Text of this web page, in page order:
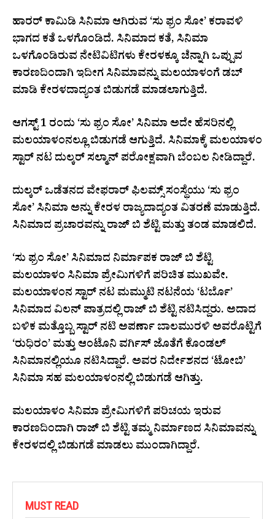
ಹಾರರ್ ಕಾಮಿಡಿ ಸಿನಿಮಾ ಆಗಿರುವ ‘ಸು ಫ್ರಂ ಸೋ’ ಕರಾವಳಿ
ಭಾಗದ ಕತೆ ಒಳಗೊಂಡಿದೆ. ಸಿನಿಮಾದ ಕತೆ, ಸಿನಿಮಾ
ಒಳಗೊಂಡಿರುವ ನೇಟಿವಿಟಿಗಳು ಕೇರಳಕ್ಕೂ ಚೆನ್ನಾಗಿ ಒಪ್ಪುವ
ಕಾರಣದಿಂದಾಗಿ ಇದೀಗ ಸಿನಿಮಾವನ್ನು ಮಲಯಾಳಂಗೆ ಡಬ್
ಮಾಡಿ ಕೇರಳದಾದ್ಯಂತ ಬಿಡುಗಡೆ ಮಾಡಲಾಗುತ್ತಿದೆ.
ಆಗಸ್ಟ್ 1 ರಂದು ‘ಸು ಫ್ರಂ ಸೋ’ ಸಿನಿಮಾ ಅದೇ ಹೆಸರಿನಲ್ಲಿ
ಮಲಯಾಳಂನಲ್ಲೂ ಬಿಡುಗಡೆ ಆಗುತ್ತಿದೆ. ಸಿನಿಮಾಕ್ಕೆ ಮಲಯಾಳಂ
ಸ್ಟಾರ್ ನಟ ದುಲ್ಕರ್ ಸಲ್ಮಾನ್ ಪರೋಕ್ಷವಾಗಿ ಬೆಂಬಲ ನೀಡಿದ್ದಾರೆ.
ದುಲ್ಕರ್ ಒಡೆತನದ ವೇಫರಾರ್ ಫಿಲಮ್ಸ್​ ಸಂಸ್ಥೆಯು ‘ಸು ಫ್ರಂ
ಸೋ’ ಸಿನಿಮಾ ಅನ್ನು ಕೇರಳ ರಾಜ್ಯದಾದ್ಯಂತ ವಿತರಣೆ ಮಾಡುತ್ತಿದೆ.
ಸಿನಿಮಾದ ಪ್ರಚಾರವನ್ನು ರಾಜ್ ಬಿ ಶೆಟ್ಟಿ ಮತ್ತು ತಂಡ ಮಾಡಲಿದೆ.
‘ಸು ಫ್ರಂ ಸೋ’ ಸಿನಿಮಾದ ನಿರ್ಮಾಪಕ ರಾಜ್ ಬಿ ಶೆಟ್ಟಿ
ಮಲಯಾಳಂ ಸಿನಿಮಾ ಪ್ರೇಮಿಗಳಿಗೆ ಪರಿಚಿತ ಮುಖವೇ.
ಮಲಯಾಳಂನ ಸ್ಟಾರ್ ನಟ ಮಮ್ಮುಟಿ ನಟನೆಯ ‘ಟರ್ಬೊ’
ಸಿನಿಮಾದ ವಿಲನ್ ಪಾತ್ರದಲ್ಲಿ ರಾಜ್ ಬಿ ಶೆಟ್ಟಿ ನಟಿಸಿದ್ದರು. ಅದಾದ
ಬಳಿಕ ಮತ್ತೊಬ್ಬ ಸ್ಟಾರ್ ನಟಿ ಅಪರ್ಣಾ ಬಾಲಮುರಳಿ ಅವರೊಟ್ಟಿಗೆ
‘ರುಧಿರಂ’ ಮತ್ತು ಆಂಟೊನಿ ವರ್ಗಿಸ್ ಜೊತೆಗೆ ಕೊಂಡಲ್
ಸಿನಿಮಾನಲ್ಲಿಯೂ ನಟಿಸಿದ್ದಾರೆ. ಅವರ ನಿರ್ದೇಶನದ ‘ಟೋಬಿ’
ಸಿನಿಮಾ ಸಹ ಮಲಯಾಳಂನಲ್ಲಿ ಬಿಡುಗಡೆ ಆಗಿತ್ತು.
ಮಲಯಾಳಂ ಸಿನಿಮಾ ಪ್ರೇಮಿಗಳಿಗೆ ಪರಿಚಯ ಇರುವ
ಕಾರಣದಿಂದಾಗಿ ರಾಜ್ ಬಿ ಶೆಟ್ಟಿ ತಮ್ಮ ನಿರ್ಮಾಣದ ಸಿನಿಮಾವನ್ನು
ಕೇರಳದಲ್ಲಿ ಬಿಡುಗಡೆ ಮಾಡಲು ಮುಂದಾಗಿದ್ದಾರೆ.
MUST READ